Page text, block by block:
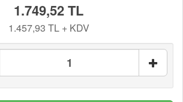
1.749,52 TL
1.457,93 TL + KDV